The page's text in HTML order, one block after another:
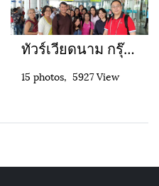
ทัวร์เวียดนาม กรุ๊ปเหมา ศึกษาดูงาน คณะวิทยาศาสตร์ จุฬาลงกรณมหาวิทยาลัย
15 photos, 5927 View